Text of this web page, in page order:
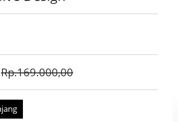
Rp.169.000,00